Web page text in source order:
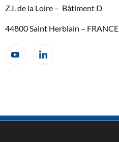
Z.I. de la Loire – Bâtiment D
44800 Saint Herblain – FRANCE